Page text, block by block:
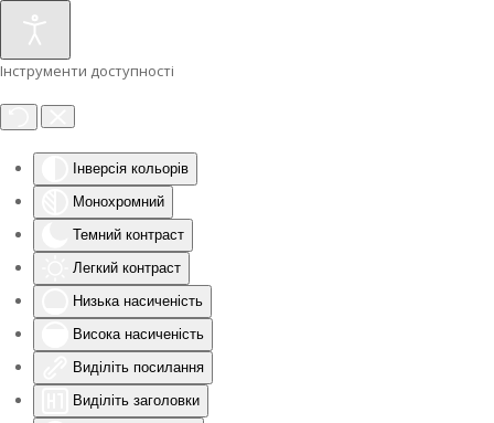
Інструменти доступності
Інверсія кольорів
Монохромний
Темний контраст
Легкий контраст
Низька насиченість
Висока насиченість
Виділіть посилання
Виділіть заголовки